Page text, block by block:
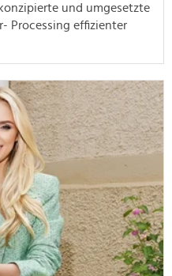
und umgesetzte
Processing effizienter